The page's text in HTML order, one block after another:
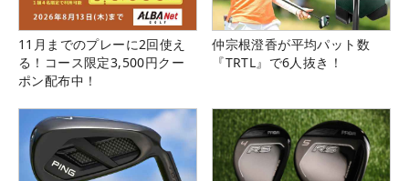
11月までのプレーに2回使え
る！コース限定3,500円クー
ポン配布中！
仲宗根澄香が平均パット数
『TRTL』で6人抜き！